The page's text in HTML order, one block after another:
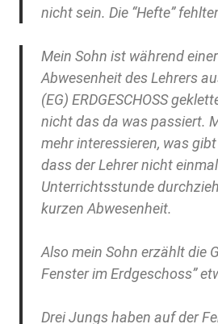
nicht sein. Die “Hefte”
Mein Sohn ist während
Abwesenheit des Lehrers
(EG) ERDGESCHOSS
nicht das da was passiert.
mehr interessieren, was
dass der Lehrer nicht
Unterrichtsstunde
kurzen Abwesenheit.
Also mein Sohn erzählt die
Fenster im Erdgeschoss”
Drei Jungs haben auf der